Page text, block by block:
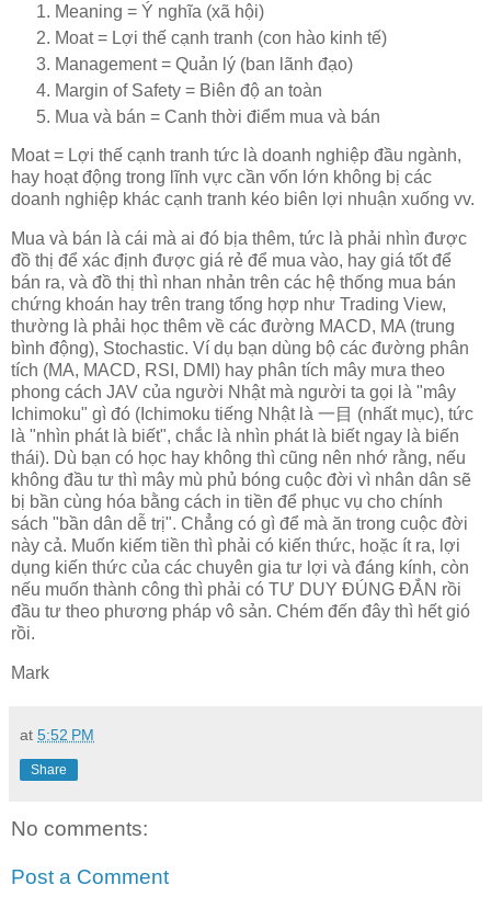
Meaning = Ý nghĩa (xã hội)
Moat = Lợi thế cạnh tranh (con hào kinh tế)
Management = Quản lý (ban lãnh đạo)
Margin of Safety = Biên độ an toàn
Mua và bán = Canh thời điểm mua và bán
Moat = Lợi thế cạnh tranh tức là doanh nghiệp đầu ngành,
hay hoạt động trong lĩnh vực cần vốn lớn không bị các
doanh nghiệp khác cạnh tranh kéo biên lợi nhuận xuống vv.
Mua và bán là cái mà ai đó bịa thêm, tức là phải nhìn được
đồ thị để xác định được giá rẻ để mua vào, hay giá tốt để
bán ra, và đồ thị thì nhan nhản trên các hệ thống mua bán
chứng khoán hay trên trang tổng hợp như Trading View,
thường là phải học thêm về các đường MACD, MA (trung
bình động), Stochastic. Ví dụ bạn dùng bộ các đường phân
tích (MA, MACD, RSI, DMI) hay phân tích mây mưa theo
phong cách JAV của người Nhật mà người ta gọi là "mây
Ichimoku" gì đó (Ichimoku tiếng Nhật là 一目 (nhất mục), tức
là "nhìn phát là biết", chắc là nhìn phát là biết ngay là biến
thái). Dù bạn có học hay không thì cũng nên nhớ rằng, nếu
không đầu tư thì mây mù phủ bóng cuộc đời vì nhân dân sẽ
bị bần cùng hóa bằng cách in tiền để phục vụ cho chính
sách "bần dân dễ trị". Chẳng có gì để mà ăn trong cuộc đời
này cả. Muốn kiếm tiền thì phải có kiến thức, hoặc ít ra, lợi
dụng kiến thức của các chuyên gia tư lợi và đáng kính, còn
nếu muốn thành công thì phải có TƯ DUY ĐÚNG ĐẮN rồi
đầu tư theo phương pháp vô sản. Chém đến đây thì hết gió
rồi.
Mark
at 5:52 PM
Share
No comments:
Post a Comment